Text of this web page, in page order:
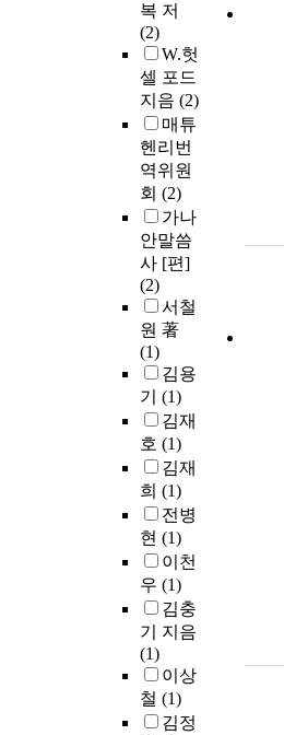
복 저
(2)
W.헛
셀 포드
지음 (2)
매튜
헨리번
역위원
회 (2)
가나
안말씀
사 [편]
(2)
서철
원 著
(1)
김용
기 (1)
김재
호 (1)
김재
희 (1)
전병
현 (1)
이천
우 (1)
김충
기 지음
(1)
이상
철 (1)
김정